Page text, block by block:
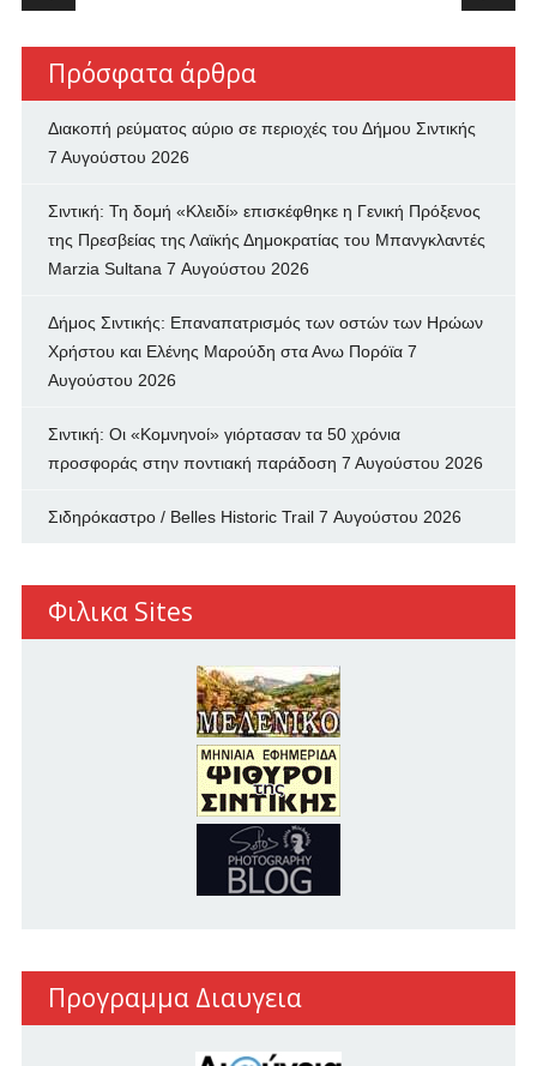
Πρόσφατα άρθρα
Διακοπή ρεύματος αύριο σε περιοχές του Δήμου Σιντικής
7 Αυγούστου 2026
Σιντική: Τη δομή «Κλειδί» επισκέφθηκε η Γενική Πρόξενος
της Πρεσβείας της Λαϊκής Δημοκρατίας του Μπανγκλαντές
Marzia Sultana 7 Αυγούστου 2026
Δήμος Σιντικής: Επαναπατρισμός των oστών των Ηρώων
Χρήστου και Ελένης Μαρούδη στα Ανω Πορόϊα 7
Αυγούστου 2026
Σιντική: Οι «Κομνηνοί» γιόρτασαν τα 50 χρόνια
προσφοράς στην ποντιακή παράδοση 7 Αυγούστου 2026
Σιδηρόκαστρο / Belles Historic Trail 7 Αυγούστου 2026
Φιλικα Sites
Προγραμμα Διαυγεια